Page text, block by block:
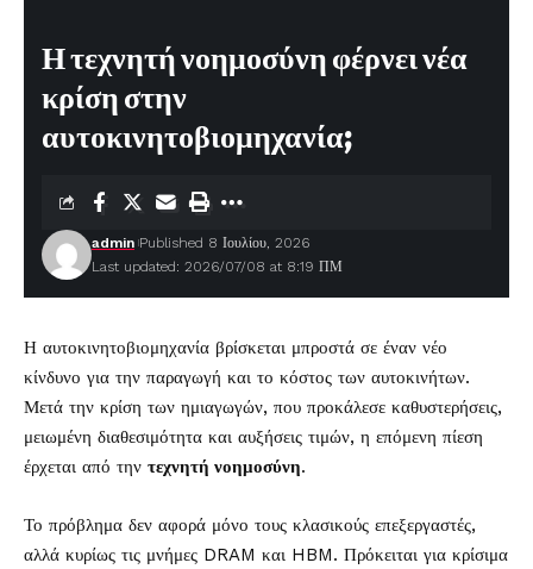
Η τεχνητή νοημοσύνη φέρνει νέα
κρίση στην
αυτοκινητοβιομηχανία;
Last updated: 2026/07/08 at 8:19 ΠΜ
admin Published 8 Ιουλίου, 2026
Η αυτοκινητοβιομηχανία βρίσκεται μπροστά σε έναν νέο
κίνδυνο για την παραγωγή και το κόστος των αυτοκινήτων.
Μετά την κρίση των ημιαγωγών, που προκάλεσε καθυστερήσεις,
μειωμένη διαθεσιμότητα και αυξήσεις τιμών, η επόμενη πίεση
έρχεται από την τεχνητή νοημοσύνη.
Το πρόβλημα δεν αφορά μόνο τους κλασικούς επεξεργαστές,
αλλά κυρίως τις μνήμες DRAM και HBM. Πρόκειται για κρίσιμα